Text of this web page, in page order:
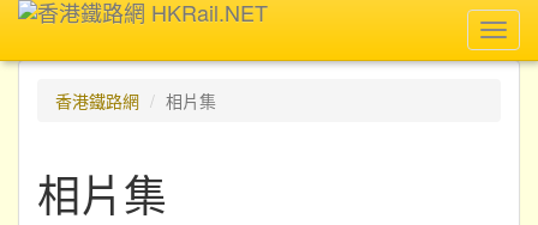
香港鐵路網
相片集
相片集